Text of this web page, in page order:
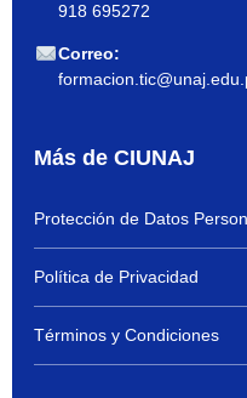
918 695272
Correo:
Más de CIUNAJ
Protección de Datos
Política de Privacidad
Términos y Condiciones